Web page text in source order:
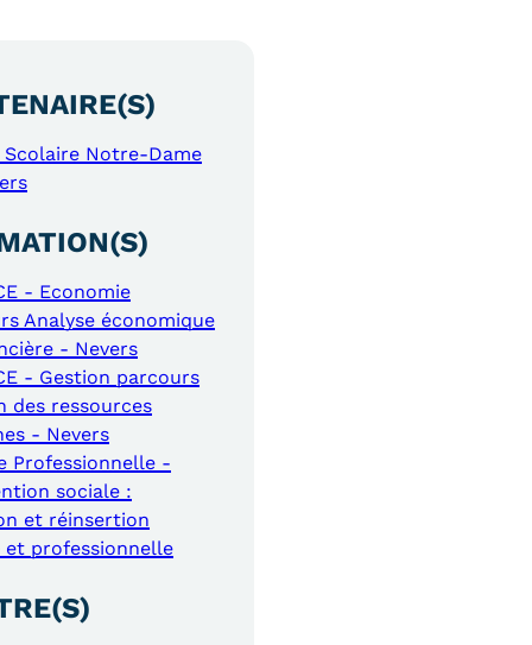
Scolaire Notre-Dame
- Economie
Analyse économique
- Nevers
- Gestion parcours
des ressources
- Nevers
Professionnelle -
sociale :
et réinsertion
et professionnelle